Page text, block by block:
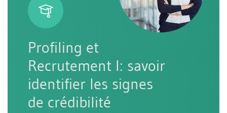
Profiling et
Recrutement I: savoir
identifier les signes
de crédibilité